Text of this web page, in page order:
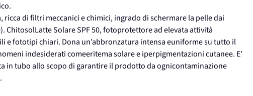
di filtri meccanici e chimici, ingrado di schermare la pelle dai
ChitosolLatte Solare SPF 50, fotoprotettore ad elevata attività
e fototipi chiari. Dona un’abbronzatura intensa euniforme su tutto il
indesiderati comeeritema solare e iperpigmentazioni cutanee. E'
in tubo allo scopo di garantire il prodotto da ognicontaminazione